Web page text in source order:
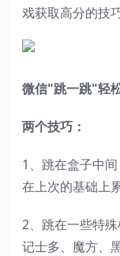
戏获取高分的技巧
微信"跳一跳"轻
两个技巧：
1、跳在盒子中
在上次的基础上
2、跳在一些特
记士多、魔方、